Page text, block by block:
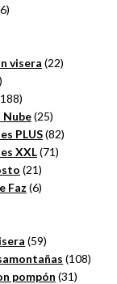
1266
visera 2222
188188
productos
Nube 2525
productos
PLUS 8282
XXL 7171
2121
productos
Faz 66
5959
productos
108108
pompón 3131